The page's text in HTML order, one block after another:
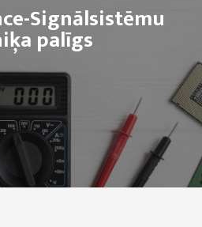
Signālsistēmu
palīgs